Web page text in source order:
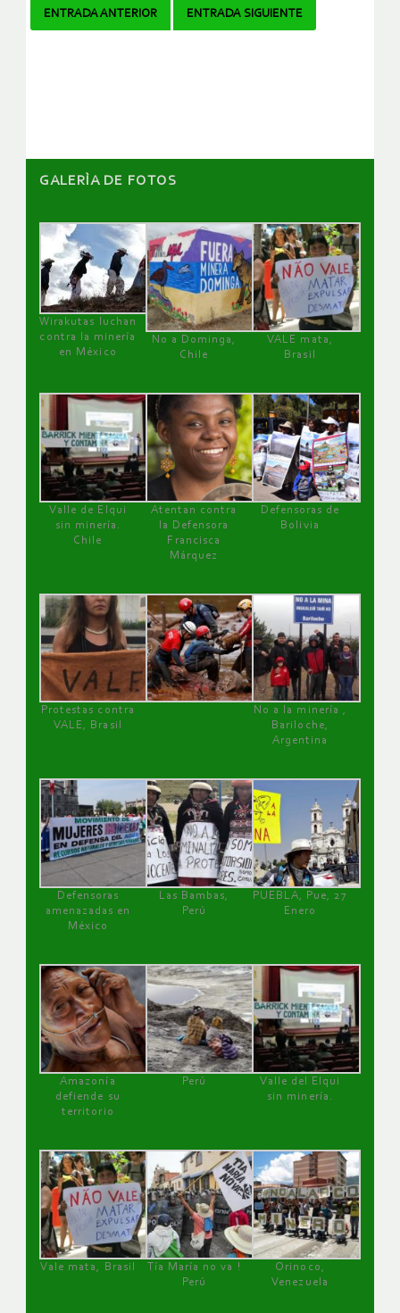
Navegador
ENTRADA ANTERIOR ENTRADA SIGUIENTE
GALERÌA DE FOTOS
Wirakutas luchan
contra la minería
en México
No a Dominga,
Chile
VALE mata,
Brasil
Valle de Elqui
sin minería.
Chile
Atentan contra
la Defensora
Francisca
Márquez
Defensoras de
Bolivia
Protestas contra
VALE, Brasil
No a la minería ,
Bariloche,
Argentina
Defensoras
amenazadas en
México
Las Bambas,
Perú
PUEBLA, Pue, 27
Enero
Amazonía
defiende su
territorio
Perú
Valle del Elqui
sin minería.
Vale mata, Brasil
Tía María no va !
Perú
Orinoco,
Venezuela